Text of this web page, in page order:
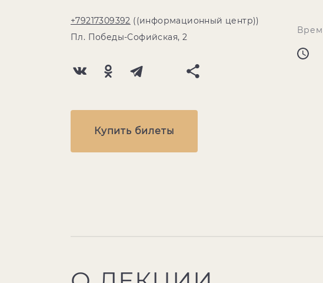
+79217309392 ((информационный центр))
Пл. Победы-Софийская, 2
Купить билеты